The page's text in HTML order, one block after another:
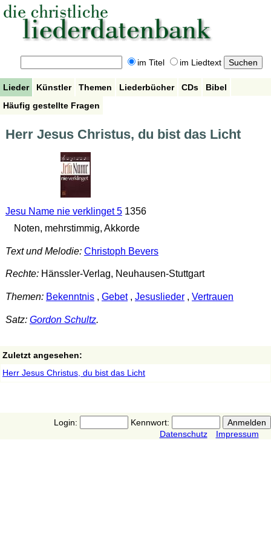
im Titel im Liedtext
Lieder Künstler Themen Liederbücher CDs
Bibel
Häufig gestellte Fragen
Herr Jesus Christus, du bist das Licht
Jesu Name nie verklinget 51356
Noten, mehrstimmig, Akkorde
Text und Melodie: Christoph Bevers
Rechte:Hänssler-Verlag, Neuhausen-Stuttgart
Themen: Bekenntnis, Gebet, Jesuslieder, Vertrauen
Satz: Gordon Schultz.
Zuletzt angesehen:
Herr Jesus Christus, du bist das Licht
Login:
Kennwort:
Datenschutz
Impressum